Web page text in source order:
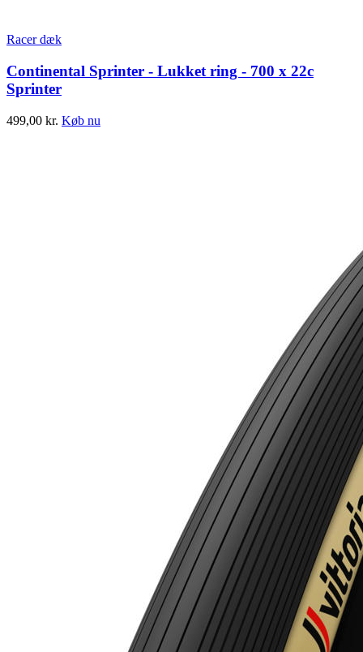
Racer dæk
Continental Sprinter - Lukket ring - 700 x 22c
Sprinter
499,00 kr. Køb nu